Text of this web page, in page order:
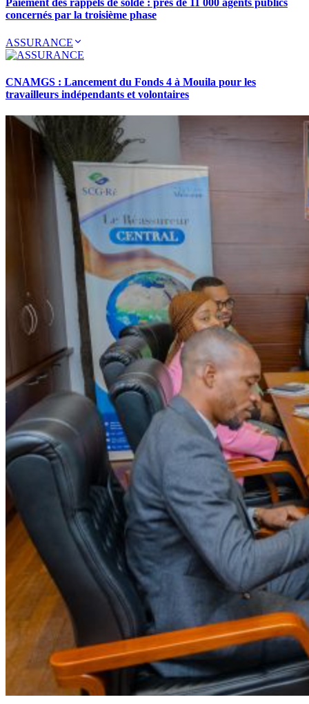
Paiement des rappels de solde : près de 11 000 agents publics
concernés par la troisième phase
ASSURANCE
CNAMGS : Lancement du Fonds 4 à Mouila pour les
travailleurs indépendants et volontaires